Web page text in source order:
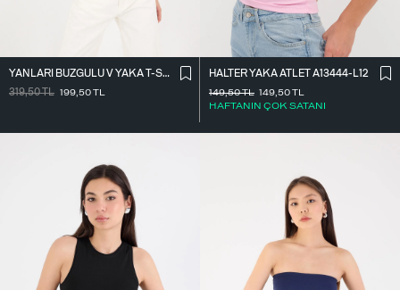
YANLARI BÜZGÜLÜ V YAKA T-SHIRT P1566-S1
319,50TL 199,50TL
HALTER YAKA ATLET A13444-L12
149,50TL
HAFTANIN ÇOK SATANI
149,50TL